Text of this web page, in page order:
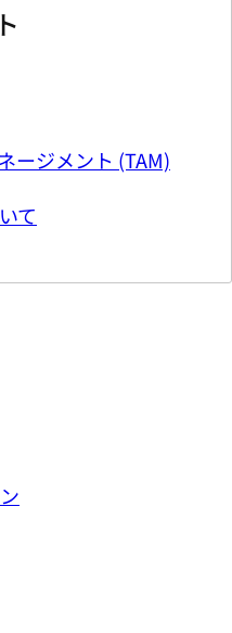
ージメント (TAM)
て